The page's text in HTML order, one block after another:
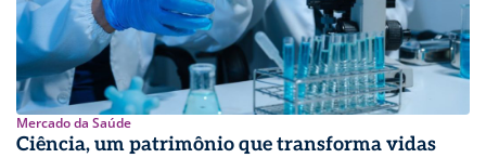
Mercado da Saúde
Ciência, um patrimônio que transforma vidas